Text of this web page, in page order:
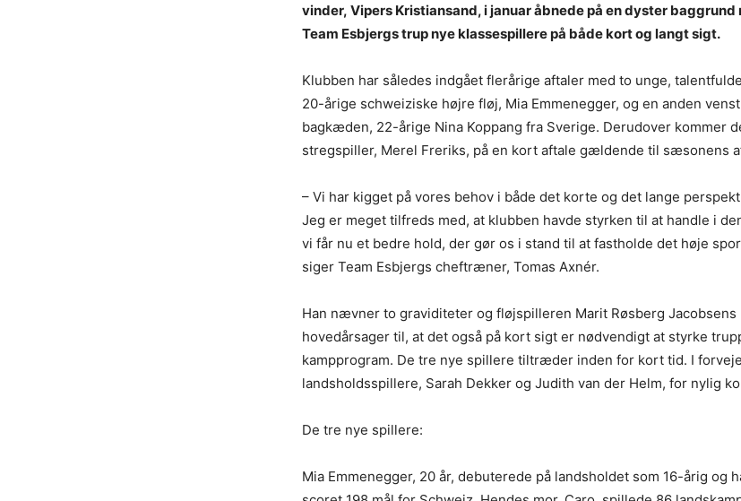
vinder, Vipers Kristiansand, i januar åbnede på en dyster
Team Esbjergs trup nye klassespillere på både kort og langt sigt.
Klubben har således indgået flerårige aftaler med to unge,
20-årige schweiziske højre fløj, Mia Emmenegger, og en anden
bagkæden, 22-årige Nina Koppang fra Sverige. Derudover kommer
stregspiller, Merel Freriks, på en kort aftale gældende til sæsonens
– Vi har kigget på vores behov i både det korte og det lange
Jeg er meget tilfreds med, at klubben havde styrken til at handle i
vi får nu et bedre hold, der gør os i stand til at fastholde det høje
siger Team Esbjergs cheftræner, Tomas Axnér.
Han nævner to graviditeter og fløjspilleren Marit Røsberg
hovedårsager til, at det også på kort sigt er nødvendigt at styrke
kampprogram. De tre nye spillere tiltræder inden for kort tid. I
landsholdsspillere, Sarah Dekker og Judith van der Helm, for nylig
De tre nye spillere:
Mia Emmenegger, 20 år, debuterede på landsholdet som 16-årig og